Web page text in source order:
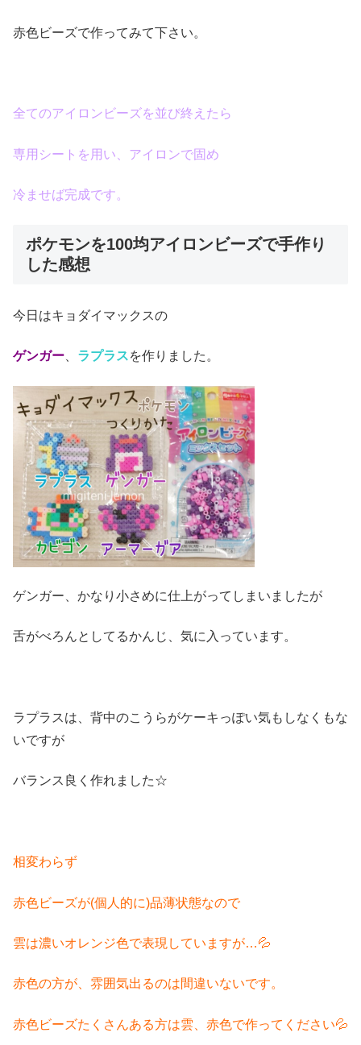
赤色ビーズで作ってみて下さい。
全てのアイロンビーズを並び終えたら
専用シートを用い、アイロンで固め
冷ませば完成です。
ポケモンを100均アイロンビーズで手作り
した感想
今日はキョダイマックスの
ゲンガー ラプラスを作りました。
ゲンガー、かなり小さめに仕上がってしまいましたが
舌がべろんとしてるかんじ、気に入っています。
ラプラスは、背中のこうらがケーキっぽい気もしなくもな
いですが
バランス良く作れました☆
相変わらず
赤色ビーズが(個人的に)品薄状態なので
雲は濃いオレンジ色で表現していますが…💦
赤色の方が、雰囲気出るのは間違いないです。
赤色ビーズたくさんある方は雲、赤色で作ってください💦